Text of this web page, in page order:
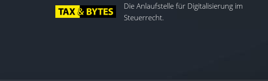
Die Anlaufstelle für Digitalisierung im
Steuerrecht.